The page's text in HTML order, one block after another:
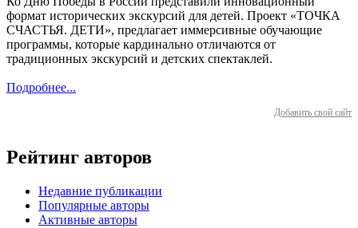
формат исторических экскурсий для детей. Проект «ТОЧКА
СЧАСТЬЯ. ДЕТИ», предлагает иммерсивные обучающие
программы, которые кардинально отличаются от
традиционных экскурсий и детских спектаклей.
Подробнее...
Добавить свой сайт
Рейтинг авторов
Недавние публикации
Популярные авторы
Активные авторы